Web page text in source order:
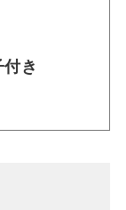
き